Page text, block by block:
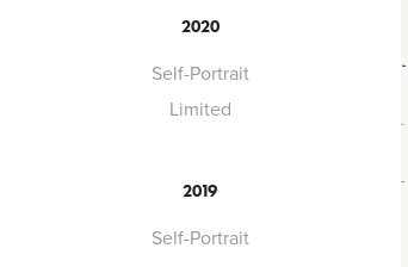
2020
Self-Portrait
Limited
2019
Self-Portrait